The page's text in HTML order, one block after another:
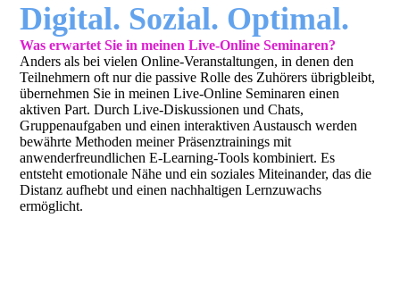
Digital. Sozial. Optimal.
Was erwartet Sie in meinen Live-Online Seminaren?
Anders als bei vielen Online-Veranstaltungen, in denen den
Teilnehmern oft nur die passive Rolle des Zuhörers übrigbleibt,
übernehmen Sie in meinen Live-Online Seminaren einen
aktiven Part. Durch Live-Diskussionen und Chats,
Gruppenaufgaben und einen interaktiven Austausch werden
bewährte Methoden meiner Präsenztrainings mit
anwenderfreundlichen E-Learning-Tools kombiniert. Es
entsteht emotionale Nähe und ein soziales Miteinander, das die
Distanz aufhebt und einen nachhaltigen Lernzuwachs
ermöglicht.